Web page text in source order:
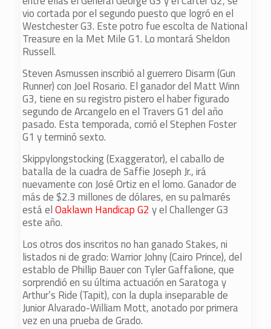
vio cortada por el segundo puesto que logró en el
Westchester G3. Este potro fue escolta de National
Treasure en la Met Mile G1. Lo montará Sheldon
Russell.
Steven Asmussen inscribió al guerrero Disarm (Gun
Runner) con Joel Rosario. El ganador del Matt Winn
G3, tiene en su registro pistero el haber figurado
segundo de Arcangelo en el Travers G1 del año
pasado. Esta temporada, corrió el Stephen Foster
G1 y terminó sexto.
Skippylongstocking (Exaggerator), el caballo de
batalla de la cuadra de Saffie Joseph Jr., irá
nuevamente con José Ortiz en el lomo. Ganador de
más de $2.3 millones de dólares, en su palmarés
está elOaklawn Handicap G2 y el Challenger G3
este año.
Los otros dos inscritos no han ganado Stakes, ni
listados ni de grado: Warrior Johny (Cairo Prince), del
establo de Phillip Bauer con Tyler Gaffalione, que
sorprendió en su última actuación en Saratoga y
Arthur’s Ride (Tapit), con la dupla inseparable de
Junior Alvarado-William Mott, anotado por primera
vez en una prueba de Grado.